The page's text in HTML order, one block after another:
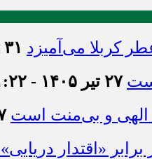
کربلا می‌آمیزد ۳۱ تیر ۱۴۰۵ - ۱۸:۴۵
۲۷ تیر ۱۴۰۵ - ۲۱:۲۲
الهی و بی‌منت است ۲۷
«اقتدار